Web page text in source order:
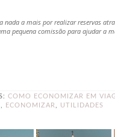
nada a mais por realizar reservas
pequena comissão para ajudar a
COMO ECONOMIZAR EM
ECONOMIZAR UTILIDADES